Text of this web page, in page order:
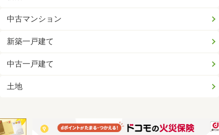
中古マンション
新築一戸建て
中古一戸建て
土地